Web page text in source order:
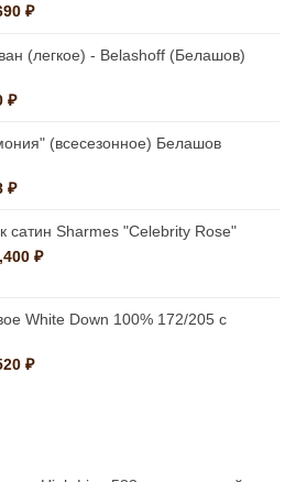
₽Текущая
30,690 ₽.
(легкое) - Belashoff (Белашов)
₽Текущая
6,990 ₽.(всесезонное) Белашов
₽.
₽Текущая
6,958 ₽.
сатин Sharmes "Celebrity Rose"
₽Диапазон
–
White Down 100% 172/205 с
₽Текущая